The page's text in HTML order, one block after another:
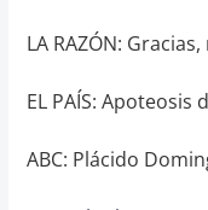
LA RAZÓN:
EL PAÍS: Apoteosis
ABC: Plácido